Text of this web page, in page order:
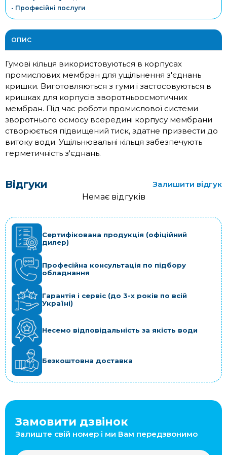
- Професійні послуги
ОПИС
Гумові кільця використовуються в корпусах
промислових мембран для ущільнення з'єднань
кришки. Виготовляються з гуми і застосовуються в
кришках для корпусів зворотньоосмотичних
мембран. Під час роботи промислової системи
зворотнього осмосу всередині корпусу мембрани
створюється підвищений тиск, здатне призвести до
витоку води. Ущільнювальні кільця забезпечують
герметичність з'єднань.
Відгуки
Залишити відгук
Немає відгуків
Сертифікована продукція (офіційний
дилер)
Професійна консультація по підбору
обладнання
Гарантія і сервіс (до 3-х років по всій
Україні)
Несемо відповідальність за якість води
Безкоштовна доставка
Замовити дзвінок
Залиште свій номер і ми Вам передзвонимо